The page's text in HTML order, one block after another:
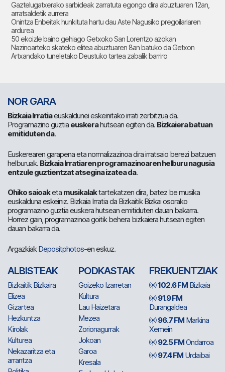
Gaztelugatxerako sarbideak zarratuta egongo dira abuztuaren 12an,
arratsaldetik aurrera
Onintza Enbeitak hunkituta hartu dau Aste Nagusiko pregoilariaren
ardurea
50 ekoizle baino gehiago Getxoko San Lorentzo azokan
Nazinoarteko skateko elitea abuztuaren 8an batuko da Getxon
Artxandako tuneletako Deustuko tartea zabalik barriro
NOR GARA
Bizkaia Irratiaeuskaldunei eskeinitako irrati zerbitzua da.
Programazino guztia euskerahutsean egiten da. Bizkaiera batuan
emitiduten da.
Euskerearen garapena eta normalizazinoa dira irratsaio berezi batzuen
helburuak. Bizkaia Irratiaren programazinoaren helburu nagusia
entzule guztientzat atsegina izatea da.
Ohiko saioaketa musikalaktartekatzen dira, batez be musika
euskalduna eskeiniz. Bizkaia Irratia da Bizkaitik Bizkai osorako
programazino guztia euskera hutsean emitiduten dauan bakarra.
Horrez gain, programazinoa goitik behera bizkaiera hutsean egiten
dauan bakarra da.
ArgazkiakDepositphotos-en eskuz.
ALBISTEAK
Bizkaitik Bizkaira
Elizea
Gizartea
Hezkuntza
Kirolak
Kulturea
Nekazaritza eta
arrantza
PODKASTAK
Goizeko Izarretan
Kultura
Lau Haizetara
Mezea
Zorionagurrak
Jokoan
Garoa
Kresala
FREKUENTZIAK
102.6 FM Bizkaia
91.9 FM
Durangaldea
96.7 FM Markina
Xemein
92.5 FMOndarroa
97.4 FM Urdaibai